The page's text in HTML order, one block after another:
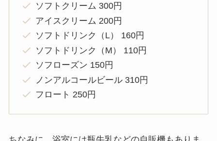
ソフトクリーム 300円
アイスクリーム 200円
ソフトドリンク（L） 160円
ソフトドリンク（M） 110円
ソフローズン 150円
ノンアルコールビール 310円
フロート 250円